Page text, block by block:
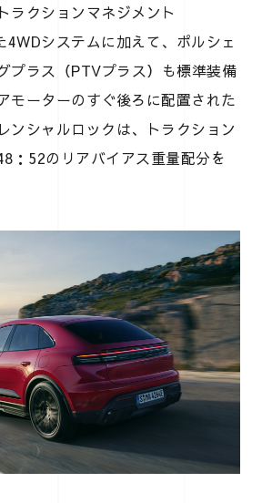
ラクションマネジメント
4WDシステムに加えて、ポルシェ
プラス（PTVプラス）も標準装備
モーターのすぐ後ろに配置された
ンシャルロックは、トラクション
：52のリアバイアス重量配分を